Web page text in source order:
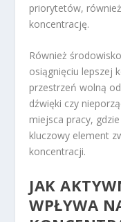
priorytetów,
koncentrację.
Również
osiągnięciu lepszej
przestrzeń wolną
dźwięki czy
miejsca pracy,
kluczowy element
koncentracji.
JAK
WPŁYWA